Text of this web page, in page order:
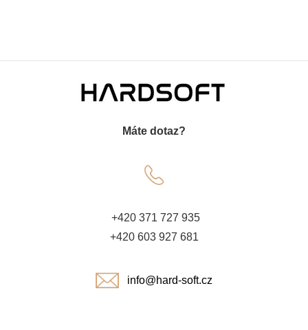
Máte dotaz?
+420 371 727 935
+420 603 927 681
info@hard-soft.cz